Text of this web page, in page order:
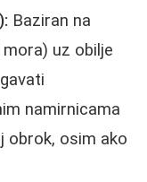
Baziran na
uz obilje
namirnicama
obrok, osim ako